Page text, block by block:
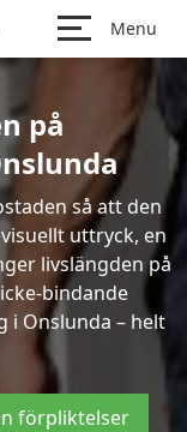
Menu
på
så att den
uttryck, en
livslängden på
bindande
i Onslunda – helt
förpliktelser